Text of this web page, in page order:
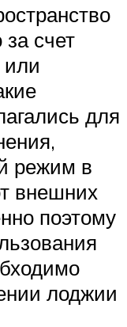
счет
для
режим в
внешних
поэтому
лоджии